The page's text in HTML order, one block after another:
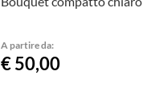
A partire da:
€ 50,00